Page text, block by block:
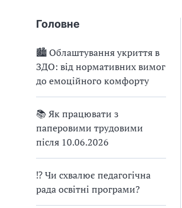
Головне
🏙 Облаштування укриття в
ЗДО: від нормативних вимог
до емоційного комфорту
📚 Як працювати з
паперовими трудовими
після 10.06.2026
⁉ Чи схвалює педагогічна
рада освітні програми?